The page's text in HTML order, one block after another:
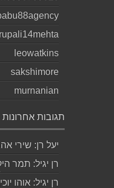
rupali14mehta
leowatkins
sakshimore
murnanian
תגובות אחרונות
יעל רן: שירי
עד מאוד כפי
תודה...
רן יגיל: תמר
ואמסור
רן יגיל: אוהו